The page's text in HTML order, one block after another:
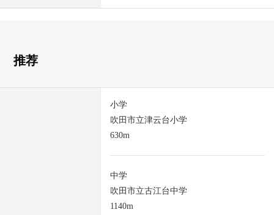
推荐
小学
吹田市立津云台小学
630m
中学
吹田市立古江台中学
1140m